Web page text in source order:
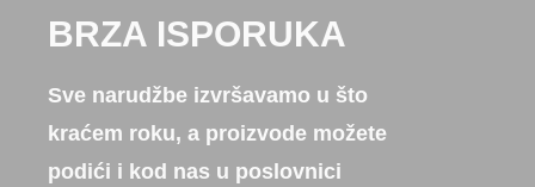
BRZA ISPORUKA
Sve narudžbe izvršavamo u što
kraćem roku, a proizvode možete
podići i kod nas u poslovnici